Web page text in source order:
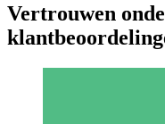
Vertrouwen